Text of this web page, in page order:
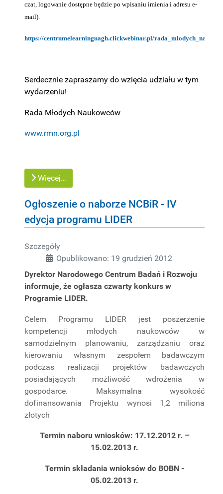
czat, logowanie dostępne będzie po wpisaniu imienia i adresu e-
mail).
https://centrumelearninguagh.clickwebinar.pl/
Serdecznie zapraszamy do wzięcia udziału w tym
wydarzeniu!
Rada Młodych Naukowców
www.rmn.org.pl
Więcej…
Ogłoszenie o naborze NCBiR - IV
edycja programu LIDER
Szczegóły
Opublikowano: 19 grudzień 2012
Dyrektor Narodowego Centrum Badań i Rozwoju
informuje, że ogłasza czwarty konkurs w
Programie LIDER.
Celem Programu LIDER jest poszerzenie
kompetencji młodych naukowców w
samodzielnym planowaniu, zarządzaniu oraz
kierowaniu własnym zespołem badawczym
podczas realizacji projektów badawczych
posiadających możliwość wdrożenia w
gospodarce. Maksymalna wysokość
dofinansowania Projektu wynosi 1,2 miliona
złotych
Termin naboru wniosków: 17.12.2012 r. –
15.02.2013 r.
Termin składania wnioksów do BOBN -
05.02.2013 r.